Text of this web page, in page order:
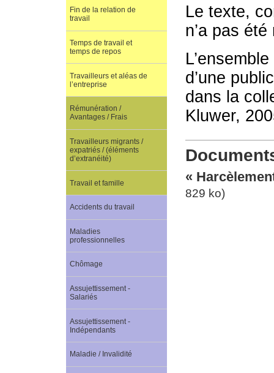
Le texte,
n’a pas
d’une
dans la
Kluwer,
«
829 ko)
Fin de la relation de
travail
Temps de travail et
temps de repos
Travailleurs et aléas de
l’entreprise
Rémunération /
Avantages / Frais
Travailleurs migrants /
expatriés / (éléments
d’extranéité)
Travail et famille
Accidents du travail
Maladies
professionnelles
Chômage
Assujettissement -
Salariés
Assujettissement -
Indépendants
Maladie / Invalidité